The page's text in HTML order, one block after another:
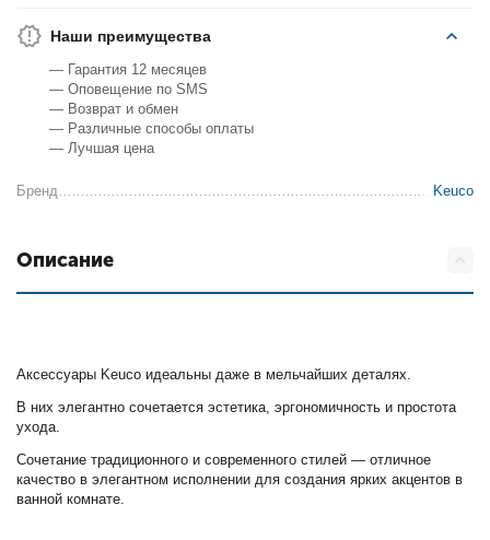
Наши преимущества
— Гарантия 12 месяцев
— Оповещение по SMS
— Возврат и обмен
— Различные способы оплаты
— Лучшая цена
Бренд Keuco
Описание
Аксессуары Keuco идеальны даже в мельчайших деталях.
В них элегантно сочетается эстетика, эргономичность и простота
ухода.
Сочетание традиционного и современного стилей — отличное
качество в элегантном исполнении для создания ярких акцентов в
ванной комнате.